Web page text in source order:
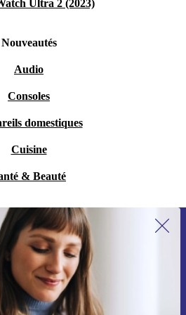
Ultra 2 (2023)
Nouveautés
Audio
Consoles
domestiques
Cuisine
& Beauté
offres et infos de refurbed
plus aucune offre.